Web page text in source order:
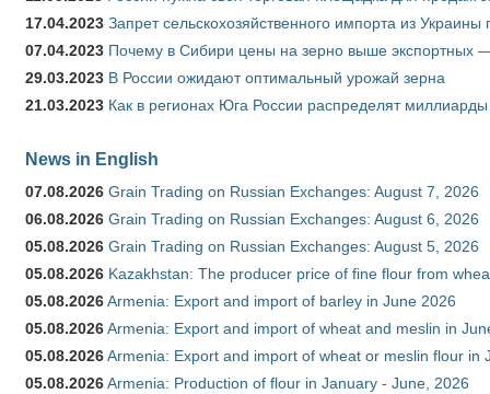
17.04.2023 Запрет сельскохозяйственного импорта из
07.04.2023 Почему в Сибири цены на зерно выше экспортных
29.03.2023 В России ожидают оптимальный урожай зерна
21.03.2023 Как в регионах Юга России распределят
News in English
07.08.2026 Grain Trading on Russian Exchanges: August 7, 2026
06.08.2026 Grain Trading on Russian Exchanges: August 6, 2026
05.08.2026 Grain Trading on Russian Exchanges: August 5, 2026
05.08.2026 Kazakhstan: The producer price of fine flour from
05.08.2026Armenia: Export and import of barley in June 2026
05.08.2026Armenia: Export and import of wheat and meslin in
05.08.2026Armenia: Export and import of wheat or meslin flour in
05.08.2026Armenia: Production of flour in January - June, 2026